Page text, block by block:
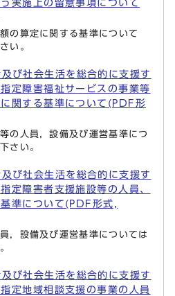
実施上の留意事項について
の算定に関する基準について
い。
び社会生活を総合的に支援す
定障害福祉サービスの事業等
関する基準について(PDF形
の人員，設備及び運営基準につ
さい。
び社会生活を総合的に支援す
定障害者支援施設等の人員、
準について(PDF形式,
，設備及び運営基準については
び社会生活を総合的に支援す
定地域相談支援の事業の人員